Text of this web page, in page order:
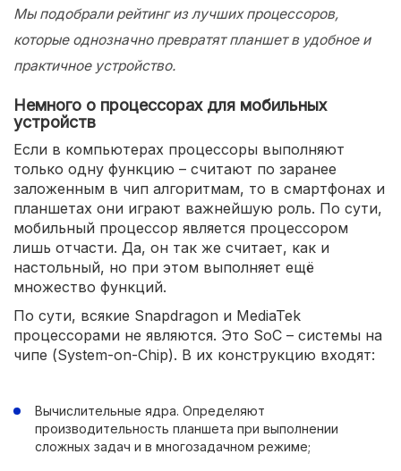
Мы подобрали рейтинг из лучших процессоров,
которые однозначно превратят планшет в удобное и
практичное устройство.
Немного о процессорах для мобильных
устройств
Если в компьютерах процессоры выполняют
только одну функцию – считают по заранее
заложенным в чип алгоритмам, то в смартфонах и
планшетах они играют важнейшую роль. По сути,
мобильный процессор является процессором
лишь отчасти. Да, он так же считает, как и
настольный, но при этом выполняет ещё
множество функций.
По сути, всякие Snapdragon и MediaTek
процессорами не являются. Это SoC – системы на
чипе (System-on-Chip). В их конструкцию входят:
Вычислительные ядра. Определяют
производительность планшета при выполнении
сложных задач и в многозадачном режиме;